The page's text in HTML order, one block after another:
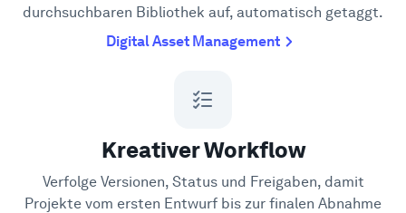
durchsuchbaren Bibliothek auf, automatisch getaggt.
Digital Asset Management
Kreativer Workflow
Verfolge Versionen, Status und Freigaben, damit
Projekte vom ersten Entwurf bis zur finalen Abnahme